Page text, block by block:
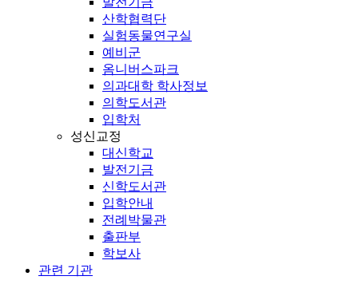
산학협력단
실험동물연구실
예비군
옴니버스파크
의과대학 학사정보
의학도서관
입학처
성신교정
대신학교
발전기금
신학도서관
입학안내
전례박물관
출판부
학보사
관련 기관